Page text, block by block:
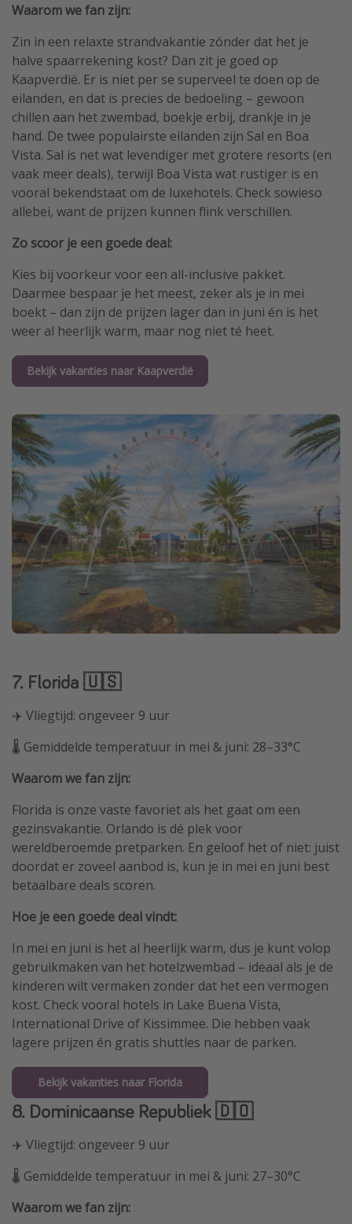
Waarom we fan zijn:
Zin in een relaxte strandvakantie zónder dat het je
halve spaarrekening kost? Dan zit je goed op
Kaapverdië. Er is niet per se superveel te doen op de
eilanden, en dat is precies de bedoeling – gewoon
chillen aan het zwembad, boekje erbij, drankje in je
hand. De twee populairste eilanden zijn Sal en Boa
Vista. Sal is net wat levendiger met grotere resorts (en
vaak meer deals), terwijl Boa Vista wat rustiger is en
vooral bekendstaat om de luxehotels. Check sowieso
allebei, want de prijzen kunnen flink verschillen.
Zo scoor je een goede deal:
Kies bij voorkeur voor een all-inclusive pakket.
Daarmee bespaar je het meest, zeker als je in mei
boekt – dan zijn de prijzen lager dan in juni én is het
weer al heerlijk warm, maar nog niet té heet.
Bekijk vakanties naar Kaapverdië
7. Florida 🇺🇸
✈️ Vliegtijd: ongeveer 9 uur
🌡️ Gemiddelde temperatuur in mei & juni: 28–33°C
Waarom we fan zijn:
Florida is onze vaste favoriet als het gaat om een
gezinsvakantie. Orlando is dé plek voor
wereldberoemde pretparken. En geloof het of niet: juist
doordat er zoveel aanbod is, kun je in mei en juni best
betaalbare deals scoren.
Hoe je een goede deal vindt:
In mei en juni is het al heerlijk warm, dus je kunt volop
gebruikmaken van het hotelzwembad – ideaal als je de
kinderen wilt vermaken zonder dat het een vermogen
kost. Check vooral hotels in Lake Buena Vista,
International Drive of Kissimmee. Die hebben vaak
lagere prijzen én gratis shuttles naar de parken.
Bekijk vakanties naar Florida
8. Dominicaanse Republiek 🇩🇴
✈️ Vliegtijd: ongeveer 9 uur
🌡️ Gemiddelde temperatuur in mei & juni: 27–30°C
Waarom we fan zijn: